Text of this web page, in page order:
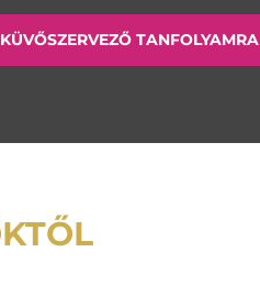
TANFOLYAMRA